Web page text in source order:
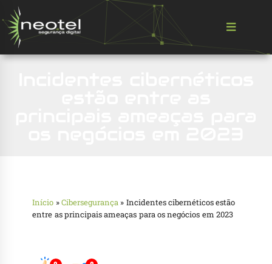
Início »Cibersegurança » Incidentes cibernéticos estão
entre as principais ameaças para os negócios em 2023